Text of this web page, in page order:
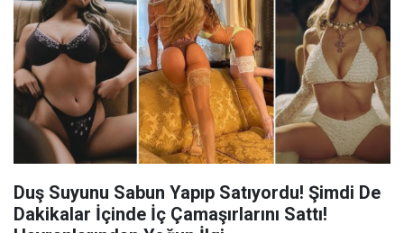
Duş Suyunu Sabun Yapıp Satıyordu! Şimdi De
Dakikalar İçinde İç Çamaşırlarını Sattı!